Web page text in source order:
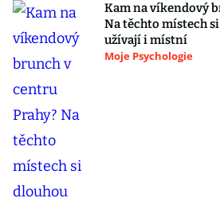
Kam na víkendový
Na těchto místech
užívají i místní
Moje Psychologie